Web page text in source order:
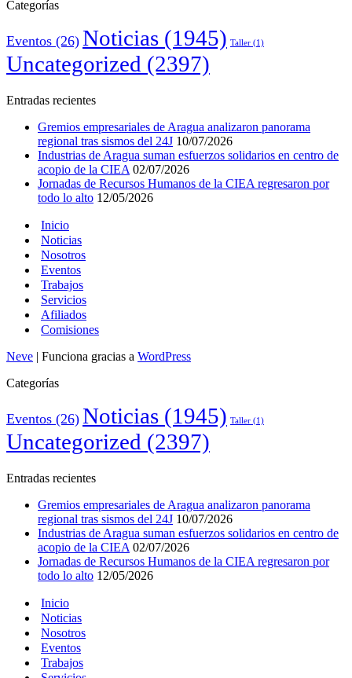
Categorías
Eventos (26) Noticias (1945) Taller (1)
Uncategorized (2397)
Entradas recientes
Gremios empresariales de Aragua analizaron panorama
regional tras sismos del 24J 10/07/2026
Industrias de Aragua suman esfuerzos solidarios en centro de
acopio de la CIEA 02/07/2026
Jornadas de Recursos Humanos de la CIEA regresaron por
todo lo alto 12/05/2026
Inicio
Noticias
Nosotros
Eventos
Trabajos
Servicios
Afiliados
Comisiones
Neve | Funciona gracias a WordPress
Categorías
Eventos (26) Noticias (1945) Taller (1)
Uncategorized (2397)
Entradas recientes
Gremios empresariales de Aragua analizaron panorama
regional tras sismos del 24J 10/07/2026
Industrias de Aragua suman esfuerzos solidarios en centro de
acopio de la CIEA 02/07/2026
Jornadas de Recursos Humanos de la CIEA regresaron por
todo lo alto 12/05/2026
Inicio
Noticias
Nosotros
Eventos
Trabajos